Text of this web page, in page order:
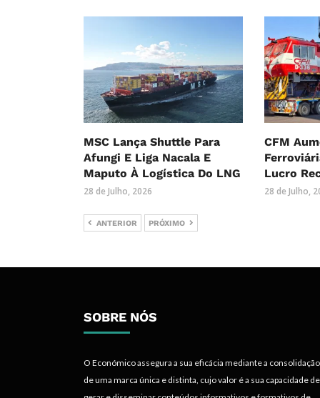
MSC Lança Shuttle Para
Afungi E Liga Nacala E
Maputo À Logística Do LNG
28 de Julho, 2026
CFM
Lucro
28 de Julho,
ANTERIOR PRÓXIMO
SOBRE NÓS
O Económico assegura a sua eficácia mediante a consolidação
de uma marca única e distinta, cujo valor é a sua capacidade de